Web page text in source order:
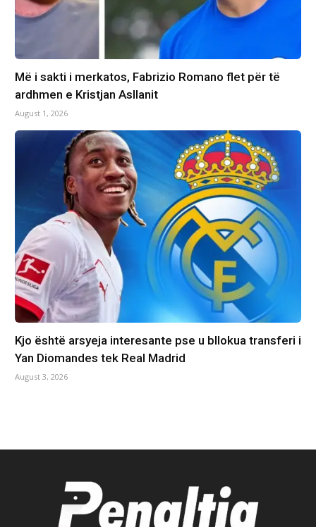
Më i sakti i merkatos, Fabrizio Romano flet për të
ardhmen e Kristjan Asllanit
August 1, 2026
Kjo është arsyeja interesante pse u bllokua transferi i
Yan Diomandes tek Real Madrid
August 3, 2026